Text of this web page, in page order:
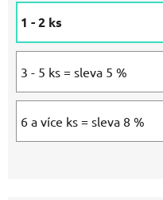
1 - 2 ks
3 - 5 ks = sleva 5 %
6 a více ks = sleva 8 %